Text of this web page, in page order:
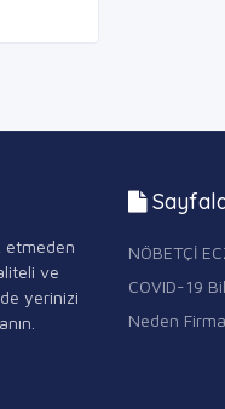
etmeden
ve
yerinizi
NÖBETÇİ
COVID-19
Neden